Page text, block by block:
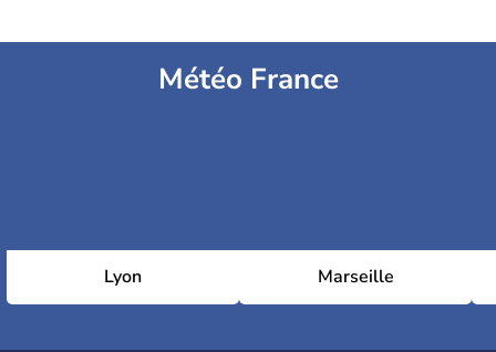
Météo France
Lyon Marseille